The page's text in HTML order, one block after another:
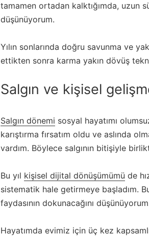
tamamen ortadan kalktığımda, uzun
düşünüyorum.
Yılın sonlarında doğru savunma ve
ettikten sonra karma yakın dövüş
Salgın ve kişisel
Salgın dönemi sosyal hayatımı
karıştırma fırsatım oldu ve aslında
vardım. Böylece salgının bitişiyle
Bu yıl kişisel dijital dönüşümümü de
sistematik hale getirmeye başladım.
faydasının dokunacağını
Hayatımda evimiz için üç kez